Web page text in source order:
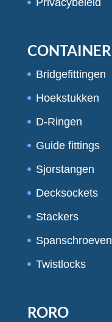
CONTAINER
Bridgefittingen
Hoekstukken
D-Ringen
Guide fittings
Sjorstangen
Decksockets
Stackers
Spanschroeven
Twistlocks
RORO